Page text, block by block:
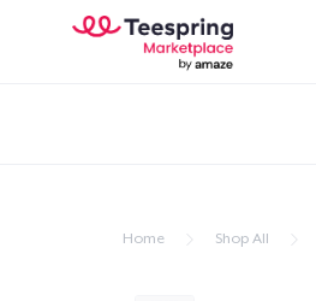
Home Shop All